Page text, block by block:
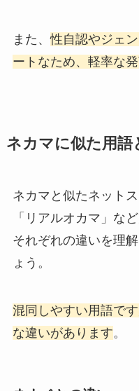
また、性自認やジェ
ートなため、軽率な
ネカマに似た用語
ネカマと似たネット
「リアルオカマ」な
それぞれの違いを理
ょう。
混同しやすい用語で
な違いがあります。